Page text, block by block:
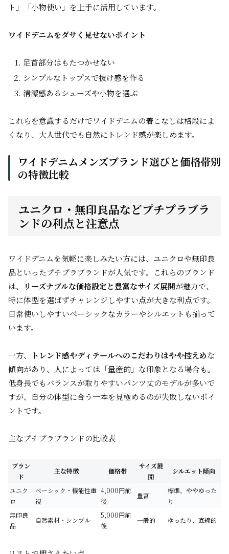
ト」「小物使い」を上手に活用しています。
ワイドデニムをダサく見せないポイント
足首部分はもたつかせない
シンプルなトップスで抜け感を作る
清潔感あるシューズや小物を選ぶ
これらを意識するだけでワイドデニムの着こなしは格段によ
くなり、大人世代でも自然にトレンド感が楽しめます。
ワイドデニムメンズブランド選びと価格帯別
の特徴比較
ユニクロ・無印良品などプチプラブラ
ンドの利点と注意点
ワイドデニムを気軽に楽しみたい方には、ユニクロや無印良
品といったプチプラブランドが人気です。これらのブランド
は、
リーズナブルな価格設定と豊富なサイズ展開が魅力で、
特に体型を選ばずチャレンジしやすい点が大きな利点です。
日常使いしやすいベーシックなカラーやシルエットも揃って
います。
一方、 トレンド感やディテールへのこだわりはやや控えめな
傾向があり、人によっては「量産的」な印象となる場合も。
低身長でもバランスが取りやすいパンツ丈のモデルが多いで
すが、自分の体型に合う一本を見極めるのが失敗しないポイ
ントです。
主なプチプラブランドの比較表
ブラン
ド
主な特徴 価格帯
サイズ展
開
シルエット傾向
ユニク
ロ
ベーシック・機能性重
視
4,000円前
後
豊富
標準、ややゆった
り
無印良
品
自然素材・シンプル
5,000円前
後
一般的 ゆったり、直線的